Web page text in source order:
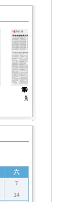
第04版
新闻
六
7
14